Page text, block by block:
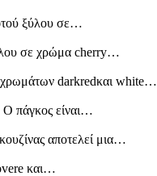
ξύλου σε…
σε χρώμα cherry…
χρωμάτων darkredκαι white…
Ο πάγκος είναι…
αποτελεί μια…
και…